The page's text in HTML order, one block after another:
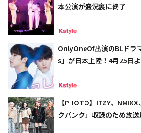
本公演が盛況裏に終了
OnlyOneOf出演のBLドラ
s」が日本上陸！4月25日
【PHOTO】ITZY、
クバンク」収録のため放送